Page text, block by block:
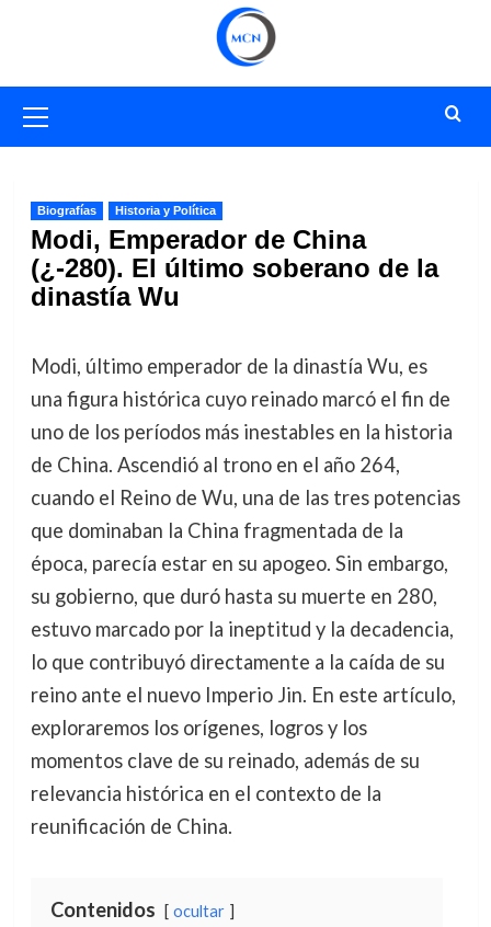
primario
Biografías Historia y Política
Modi, Emperador de China
(¿-280). El último soberano de la
dinastía Wu
Modi, último emperador de la dinastía Wu, es
una figura histórica cuyo reinado marcó el fin de
uno de los períodos más inestables en la historia
de China. Ascendió al trono en el año 264,
cuando el Reino de Wu, una de las tres potencias
que dominaban la China fragmentada de la
época, parecía estar en su apogeo. Sin embargo,
su gobierno, que duró hasta su muerte en 280,
estuvo marcado por la ineptitud y la decadencia,
lo que contribuyó directamente a la caída de su
reino ante el nuevo Imperio Jin. En este artículo,
exploraremos los orígenes, logros y los
momentos clave de su reinado, además de su
relevancia histórica en el contexto de la
reunificación de China.
Contenidos ocultar